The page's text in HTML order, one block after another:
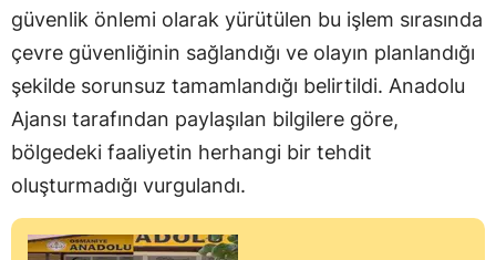
güvenlik önlemi olarak yürütülen bu işlem sırasında
çevre güvenliğinin sağlandığı ve olayın planlandığı
şekilde sorunsuz tamamlandığı belirtildi. Anadolu
Ajansı tarafından paylaşılan bilgilere göre,
bölgedeki faaliyetin herhangi bir tehdit
oluşturmadığı vurgulandı.